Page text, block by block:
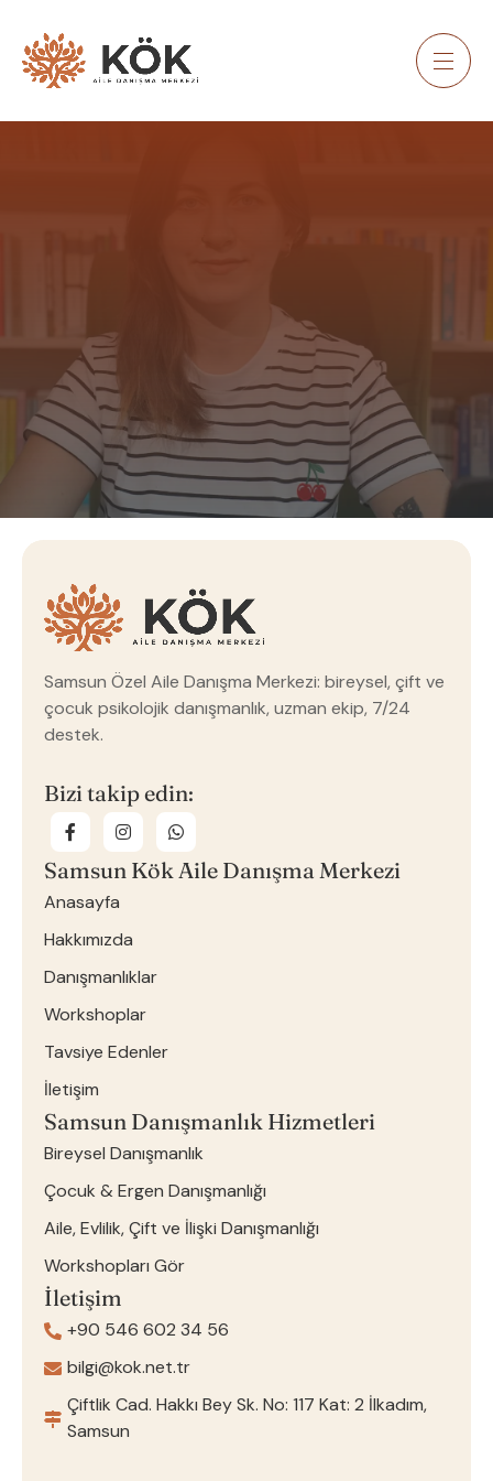
Samsun Özel Aile Danışma Merkezi: bireysel, çift ve
çocuk psikolojik danışmanlık, uzman ekip, 7/24
destek.
Bizi takip edin:
Samsun Kök Aile Danışma Merkezi
Anasayfa
Hakkımızda
Danışmanlıklar
Workshoplar
Tavsiye Edenler
İletişim
Samsun Danışmanlık Hizmetleri
Bireysel Danışmanlık
Çocuk & Ergen Danışmanlığı
Aile, Evlilik, Çift ve İlişki Danışmanlığı
Workshopları Gör
İletişim
+90 546 602 34 56
bilgi@kok.net.tr
Çiftlik Cad. Hakkı Bey Sk. No: 117 Kat: 2 İlkadım,
Samsun